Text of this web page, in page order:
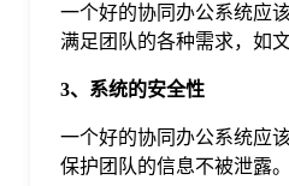
一个好的协同办公系统应
满足团队的各种需求，如
3、系统的安全性
一个好的协同办公系统应
保护团队的信息不被泄露。